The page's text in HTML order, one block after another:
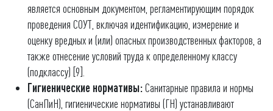
является основным документом, регламентирующим порядок
проведения СОУТ, включая идентификацию, измерение и
оценку вредных и (или) опасных производственных факторов, а
также отнесение условий труда к определенному классу
(подклассу) [9].
Гигиенические нормативы:Санитарные правила и нормы
(СанПиН), гигиенические нормативы (ГН) устанавливают